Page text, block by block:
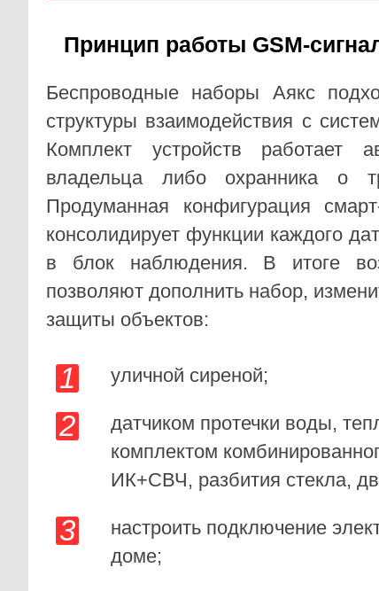
Принцип работы GSM-
Беспроводные наборы Аякс
структуры взаимодействия с
Комплект устройств работает
владельца либо охранника о
Продуманная конфигурация
консолидирует функции каждого
в блок наблюдения. В итоге
позволяют дополнить набор,
защиты объектов:
уличной сиреной;
датчиком протечки воды,
комплектом
ИК+СВЧ, разбития стекла,
настроить подключение
доме;